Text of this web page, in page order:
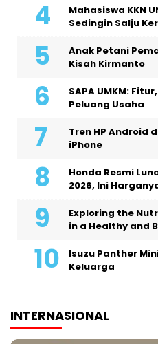
Mahasiswa KKN
Sedingin Salju
Anak Petani
Kisah Kirmanto
SAPA UMKM:
Peluang Usaha
Tren HP Android
iPhone
Honda Resmi
2026, Ini
Exploring the
in a Healthy and
Isuzu Panther
Keluarga
INTERNASIONAL